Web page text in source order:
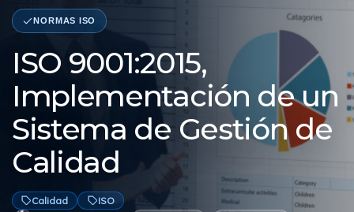
Contabilidad
Desarrollo Organizacional
NORMAS ISO
ISO 9001:2015,
Implementación de un
Sistema de Gestión de
Calidad
Calidad ISO